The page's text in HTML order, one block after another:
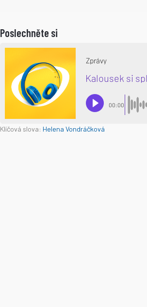
Poslechněte si
Klíčová slova: Helena Vondráčková